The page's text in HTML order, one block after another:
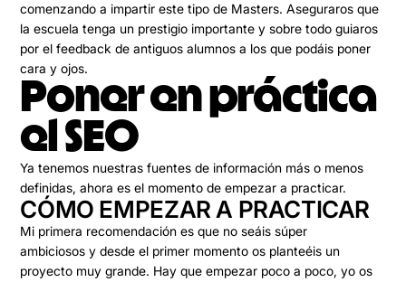
comenzando a impartir este tipo de Masters. Aseguraros que
la escuela tenga un prestigio importante y sobre todo guiaros
por el feedback de antiguos alumnos a los que podáis poner
cara y ojos.
Poner en práctica
el SEO
Ya tenemos nuestras fuentes de información más o menos
definidas, ahora es el momento de empezar a practicar.
CÓMO EMPEZAR A PRACTICAR
Mi primera recomendación es que no seáis súper
ambiciosos y desde el primer momento os planteéis un
proyecto muy grande. Hay que empezar poco a poco, yo os